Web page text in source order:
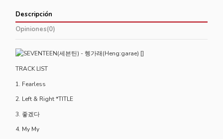
Descripción
Opiniones(0)
TRACK LIST
1. Fearless
2. Left & Right *TITLE
3. 좋겠다
4. My My